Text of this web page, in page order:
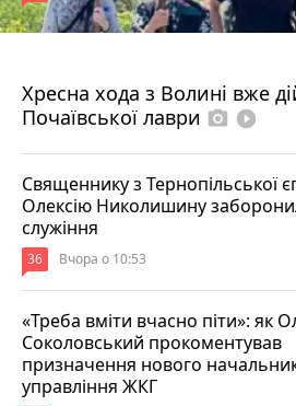
Хресна хода з Волині вже
Почаївської лаври photo_camera play_circle_filled
Священнику з Тернопільської
Олексію Николишину
служіння
36 Вчора о 10:53
«Треба вміти вчасно піти»: як
Соколовський прокоментував
призначення нового
управління ЖКГ